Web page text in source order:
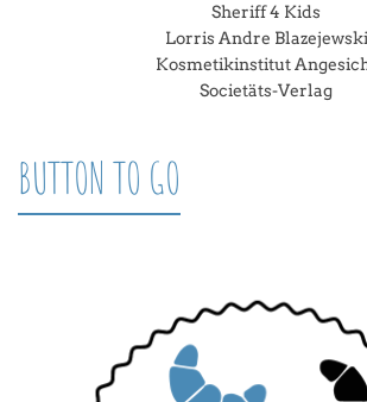
Sheriff 4 Kids
Lorris Andre Blazejewski
Kosmetikinstitut
Societäts-Verlag
BUTTON TO GO